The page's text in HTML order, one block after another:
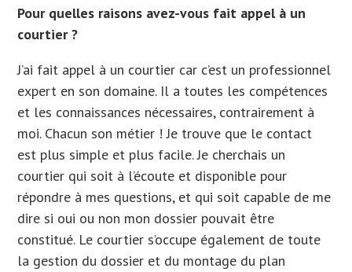
Pour quelles raisons avez-vous fait appel à un
courtier ?
J’ai fait appel à un courtier car c’est un professionnel
expert en son domaine. Il a toutes les compétences
et les connaissances nécessaires, contrairement à
moi. Chacun son métier ! Je trouve que le contact
est plus simple et plus facile. Je cherchais un
courtier qui soit à l’écoute et disponible pour
répondre à mes questions, et qui soit capable de me
dire si oui ou non mon dossier pouvait être
constitué. Le courtier s’occupe également de toute
la gestion du dossier et du montage du plan